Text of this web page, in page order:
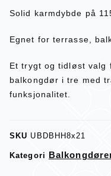
Solid karmdybde på
Egnet for terrasse,
Et trygt og tidløst valg
balkongdør i tre med
funksjonalitet.
SKU UBDBHH8x21
Kategori